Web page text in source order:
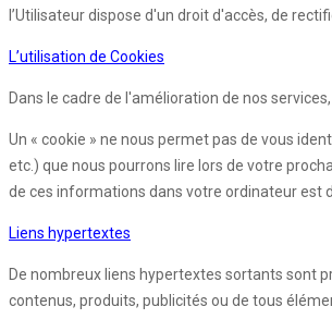
l’Utilisateur dispose d'un droit d'accès, de
L’utilisation de Cookies
Dans le cadre de l'amélioration de nos
Un « cookie » ne nous permet pas de vous
etc.) que nous pourrons lire lors de votre
de ces informations dans votre ordinateur est
Liens hypertextes
De nombreux liens hypertextes sortants sont
contenus, produits, publicités ou de tous